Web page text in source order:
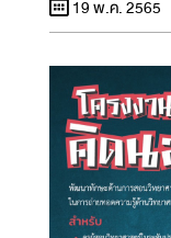
19 พ.ค. 2565